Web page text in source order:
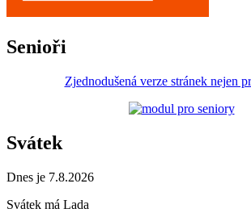
Senioři
Zjednodušená verze stránek nejen
Svátek
Dnes je 7.8.2026
Svátek má Lada